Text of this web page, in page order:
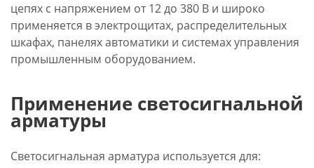
цепях с напряжением от 12 до 380 В и широко
применяется в электрощитах, распределительных
шкафах, панелях автоматики и системах управления
промышленным оборудованием.
Применение светосигнальной
арматуры
Светосигнальная арматура используется для: